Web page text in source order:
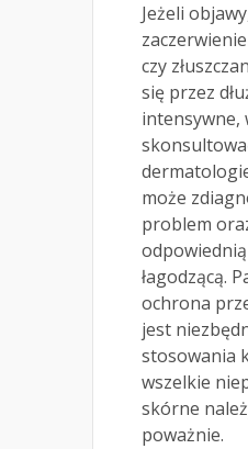
Jeżeli
czy
się przez
intensywne,
może
problem
łagodzącą.
ochrona
jest
stosowania
wszelkie
skórne
poważnie.